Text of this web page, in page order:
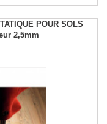
POUR SOLS
2,5mm